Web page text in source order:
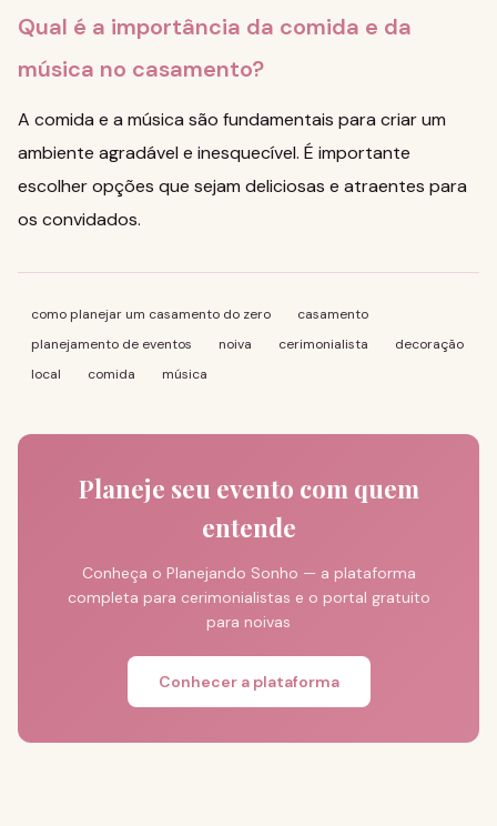
Qual é a importância da comida e da
música no casamento?
A comida e a música são fundamentais para criar um
ambiente agradável e inesquecível. É importante
escolher opções que sejam deliciosas e atraentes para
os convidados.
como planejar um casamento do zero
casamento
planejamento de eventos
noiva cerimonialista
decoração
local
comida música
Planeje seu evento com quem
entende
Conheça o Planejando Sonho — a plataforma
completa para cerimonialistas e o portal gratuito
para noivas
Conhecer a plataforma